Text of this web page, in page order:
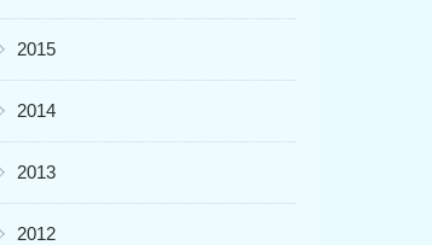
2015
2014
2013
2012